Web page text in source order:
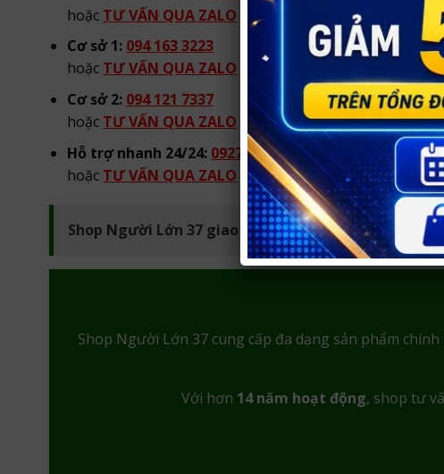
hoặc TƯ VẤN QUA ZALO từ 08h00 đến 22h00 hàng
Cơ sở 1: 094 163 3223
hoặc TƯ VẤN QUA ZALO từ 08h00 đến 22h00 hàng ngày.
Cơ sở 2: 094 121 7337
hoặc TƯ VẤN QUA ZALO từ 08h00 đến 22h00 hàng
Hỗ trợ nhanh 24/24: 0927 441 096
hoặc TƯ VẤN QUA ZALO tư vấn 24/24
Shop Người Lớn 37 giao hàng kín đáo tại Vinh và
Shop Người Lớn 37 cung cấp đa dạng sản phẩm
Với hơn 14 năm hoạt động, shop tư